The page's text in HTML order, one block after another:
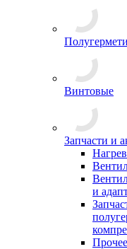
Винтовые
Запчасти и
и
Прочее